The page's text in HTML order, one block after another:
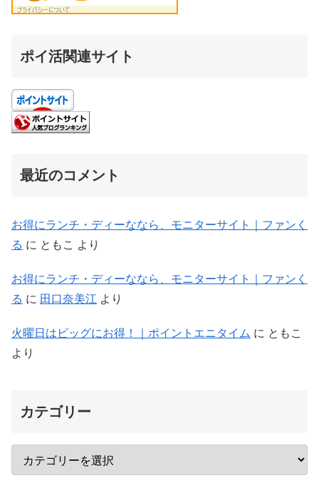
ポイ活関連サイト
最近のコメント
お得にランチ・ディーななら、モニターサイト｜ファンく
る に ともこ より
お得にランチ・ディーななら、モニターサイト｜ファンく
る に 田口奈美江 より
火曜日はビッグにお得！｜ポイントエニタイム に ともこ
より
カテゴリー